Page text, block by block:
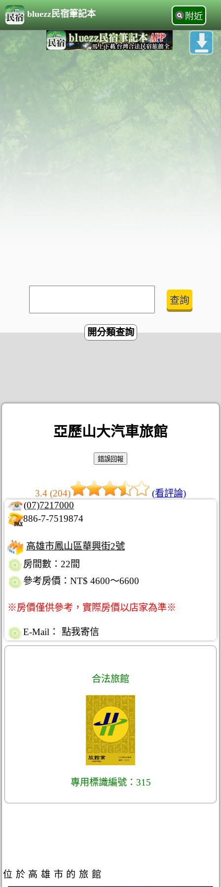
bluezz民宿筆記本 附近
開分類查詢
亞歷山大汽車旅館
3.4 (204)
(看評論)
(07)7217000
886-7-7519874
高雄市鳳山區華興街2號
房間數：22間
參考房價：NT$ 4600～6600
※房價僅供參考，實際房價以店家為準※
E-Mail： 點我寄信
合法旅館
專用標識編號：315
位於高雄市的旅館